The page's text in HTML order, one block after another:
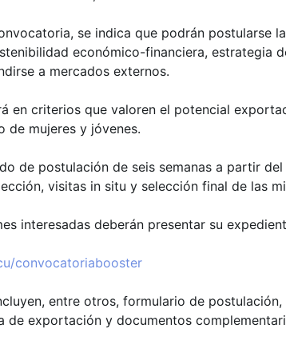
se indica que podrán postularse
económico-financiera, estrategia
a mercados externos.
en criterios que valoren el potencial
de mujeres y jóvenes.
de postulación de seis semanas a partir
visitas in situ y selección final de las
interesadas deberán presentar su
convocatoriabooster
entre otros, formulario de
de exportación y documentos